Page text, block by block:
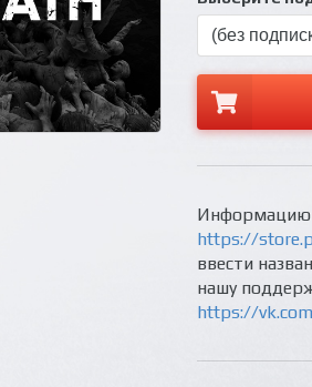
Информацию
https://
ввести
нашу
https://